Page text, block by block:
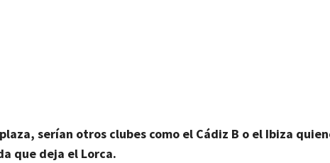
serían otros clubes como el Cádiz B o el Ibiza
que deja el Lorca.